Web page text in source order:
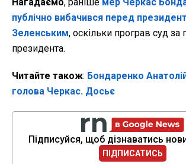
Нагадаємо, раніше мер Черкас
публічно вибачився перед
Зеленським, оскільки програв суд
президента.
Читайте також: Бондаренко
голова Черкас. Досьє
Підписуйся, щоб дізнаватись
ПІДПИСАТИСЬ